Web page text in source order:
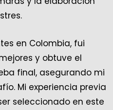
en Colombia, fui
y obtuve el
final, asegurando mi
Mi experiencia previa
seleccionado en este